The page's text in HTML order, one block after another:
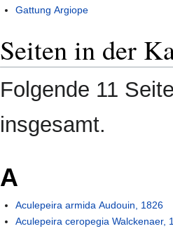
Gattung Argiope
Seiten in der
Folgende 11
insgesamt.
A
Aculepeira armida Audouin, 1826
Aculepeira ceropegia Walckenaer,